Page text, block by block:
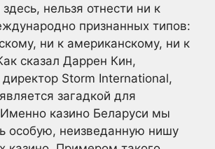
нельзя отнести ни к
признанных типов:
ни к американскому, ни к
сказал Даррен Кин,
Storm International,
загадкой для
казино Беларуси мы
особую, неизведанную нишу